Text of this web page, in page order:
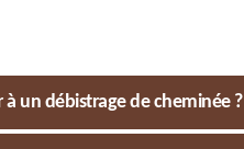
un débistrage de cheminée ?